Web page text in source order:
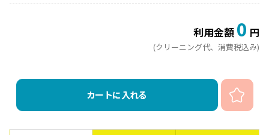
利用金額 0 円
(クリーニング代、消費税込み)
カートに入れる